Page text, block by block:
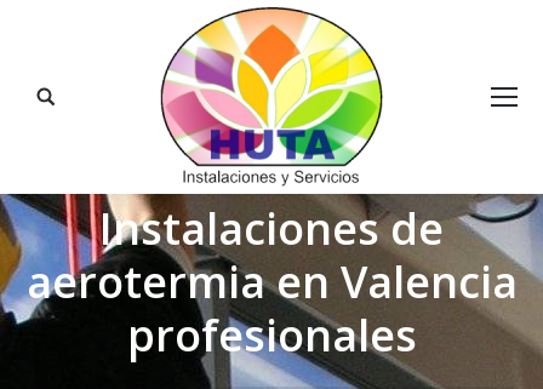
Buscar:
Instalaciones de
aerotermia en Valencia
profesionales